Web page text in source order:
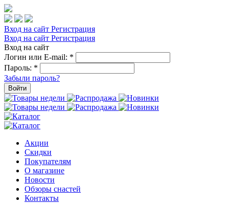
Вход на сайт Регистрация
Вход на сайт Регистрация
Вход на сайт
Логин или E-mail: *
Пароль: *
Забыли пароль?
Войти
Акции
Скидки
Покупателям
О магазине
Новости
Обзоры снастей
Контакты